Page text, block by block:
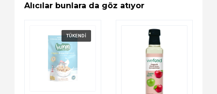
Alıcılar bunlara da göz atıyor